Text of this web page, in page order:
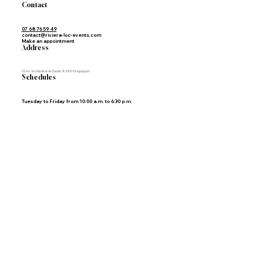
Contact
07 68 76 59 49
contact@riviera-loc-events.com
Make an appointment
Address
93 Av. du Général de Gaulle, 83300 Draguignan
Schedules
Tuesday to Friday from 10:00 a.m. to 6:30 p.m.